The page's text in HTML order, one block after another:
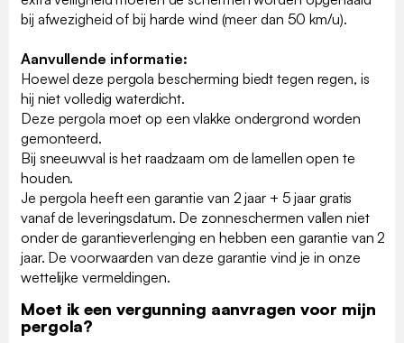
bij afwezigheid of bij harde wind (meer dan 50 km/u).
Aanvullende informatie:
Hoewel deze pergola bescherming biedt tegen regen, is
hij niet volledig waterdicht.
Deze pergola moet op een vlakke ondergrond worden
gemonteerd.
Bij sneeuwval is het raadzaam om de lamellen open te
houden.
Je pergola heeft een garantie van 2 jaar + 5 jaar gratis
vanaf de leveringsdatum. De zonneschermen vallen niet
onder de garantieverlenging en hebben een garantie van 2
jaar. De voorwaarden van deze garantie vind je in onze
wettelijke vermeldingen.
Moet ik een vergunning aanvragen voor mijn
pergola?